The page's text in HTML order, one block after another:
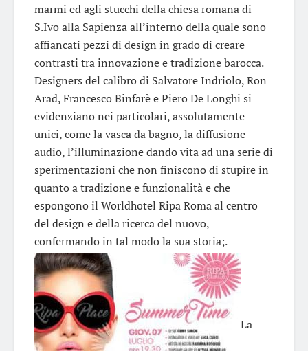
marmi ed agli stucchi della chiesa romana di
S.Ivo alla Sapienza all’interno della quale sono
affiancati pezzi di design in grado di creare
contrasti tra innovazione e tradizione barocca.
Designers del calibro di Salvatore Indriolo, Ron
Arad, Francesco Binfarè e Piero De Longhi si
evidenziano nei particolari, assolutamente
unici, come la vasca da bagno, la diffusione
audio, l’illuminazione dando vita ad una serie di
sperimentazioni che non finiscono di stupire in
quanto a tradizione e funzionalità e che
espongono il Worldhotel Ripa Roma al centro
del design e della ricerca del nuovo,
confermando in tal modo la sua storia;.
La